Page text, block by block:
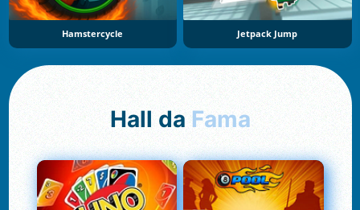
Hamstercycle Jetpack Jump
Hall da Fama